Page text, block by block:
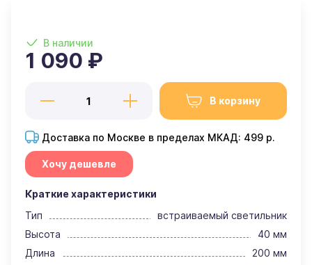
В наличии
1 090 ₽
В корзину
Доставка по Москве в пределах МКАД: 499 р.
Хочу дешевле
Краткие характеристики
Тип
встраиваемый светильник
Высота
40 мм
Длина
200 мм